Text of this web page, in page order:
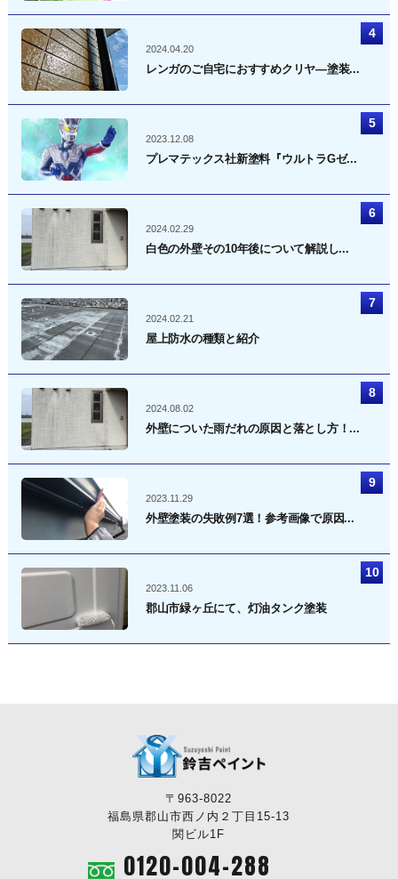
2024.04.20
レンガのご自宅におすすめクリヤ―塗装...
2023.12.08
プレマテックス社新塗料『ウルトラGゼ...
2024.02.29
白色の外壁その10年後について解説し...
2024.02.21
屋上防水の種類と紹介
2024.08.02
外壁についた雨だれの原因と落とし方！...
2023.11.29
外壁塗装の失敗例7選！参考画像で原因...
2023.11.06
郡山市緑ヶ丘にて、灯油タンク塗装
〒963-8022
福島県郡山市西ノ内２丁目15-13
関ビル1F
0120-004-288